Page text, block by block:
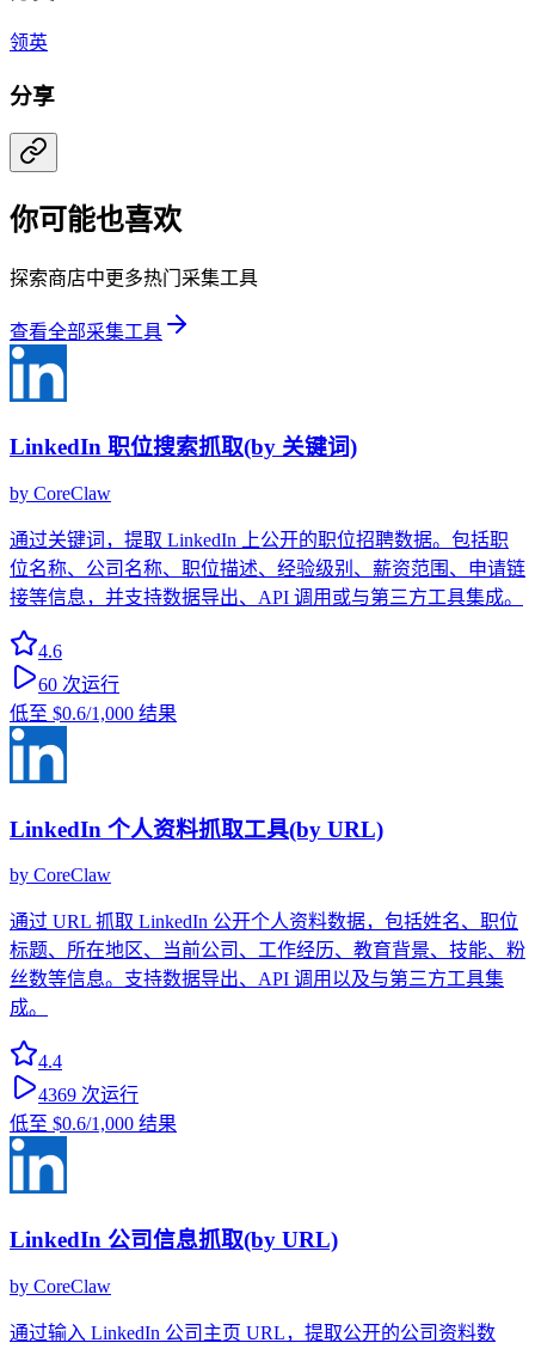
领英
分享
你可能也喜欢
探索商店中更多热门采集工具
查看全部采集工具
LinkedIn 职位搜索抓取(by 关键词)
by CoreClaw
通过关键词，提取 LinkedIn 上公开的职位招聘数据。包括职
位名称、公司名称、职位描述、经验级别、薪资范围、申请链
接等信息，并支持数据导出、API 调用或与第三方工具集成。
4.6
60 次运行
低至 $0.6/1,000 结果
LinkedIn 个人资料抓取工具(by URL)
by CoreClaw
通过 URL 抓取 LinkedIn 公开个人资料数据，包括姓名、职位
标题、所在地区、当前公司、工作经历、教育背景、技能、粉
丝数等信息。支持数据导出、API 调用以及与第三方工具集
成。
4.4
4369 次运行
低至 $0.6/1,000 结果
LinkedIn 公司信息抓取(by URL)
by CoreClaw
通过输入 LinkedIn 公司主页 URL，提取公开的公司资料数